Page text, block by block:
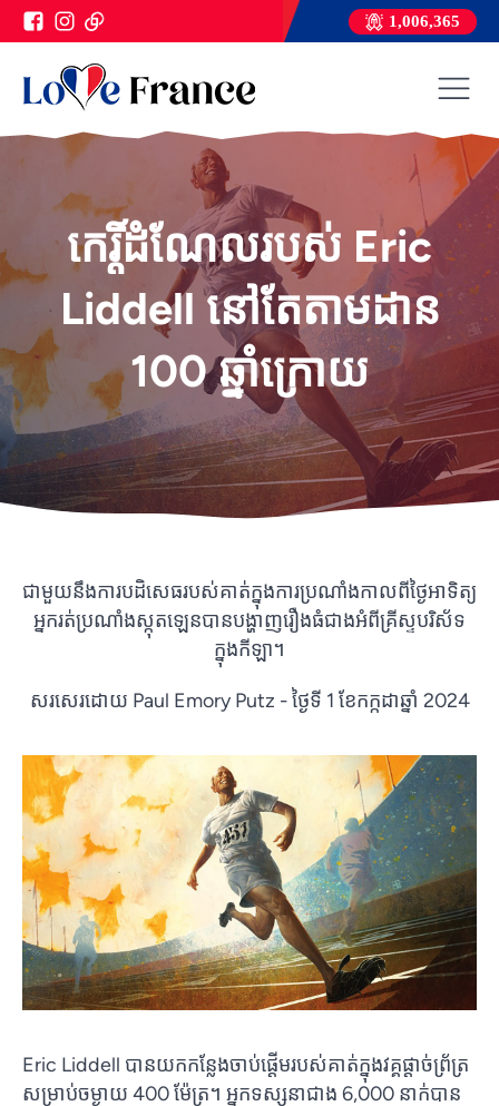
1,006,365
កេរ្តិ៍ដំណែលរបស់ Eric
Liddell នៅតែតាមដាន
100 ឆ្នាំក្រោយ
ជាមួយនឹងការបដិសេធរបស់គាត់ក្នុងការប្រណាំងកាលពីថ្ងៃអាទិត្យ
អ្នករត់ប្រណាំងស្កុតឡេនបានបង្ហាញរឿងធំជាងអំពីគ្រីស្ទបរិស័ទ
ក្នុងកីឡា។
សរសេរដោយ Paul Emory Putz - ថ្ងៃទី 1 ខែកក្កដាឆ្នាំ 2024
Eric Liddell បានយកកន្លែងចាប់ផ្តើមរបស់គាត់ក្នុងវគ្គផ្តាច់ព្រ័ត្រ
សម្រាប់ចម្ងាយ 400 ម៉ែត្រ។ អ្នកទស្សនាជាង 6,000 នាក់បាន